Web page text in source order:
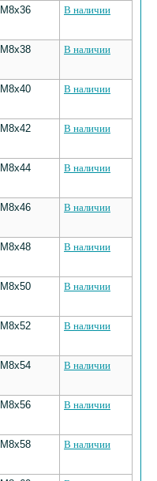
M8х36 В наличии
M8х38 В наличии
M8х40 В наличии
M8х42 В наличии
M8х44 В наличии
M8х46 В наличии
M8х48 В наличии
M8х50 В наличии
M8х52 В наличии
M8х54 В наличии
M8х56 В наличии
M8х58 В наличии